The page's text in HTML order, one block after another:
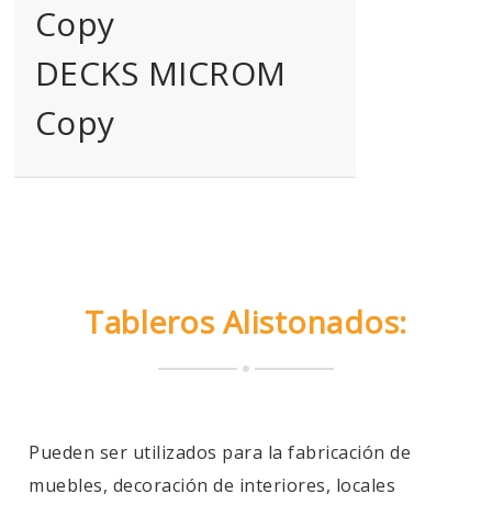
Copy
DECKS MICROM
Copy
Tableros Alistonados:
Pueden ser utilizados para la fabricación de
muebles, decoración de interiores, locales